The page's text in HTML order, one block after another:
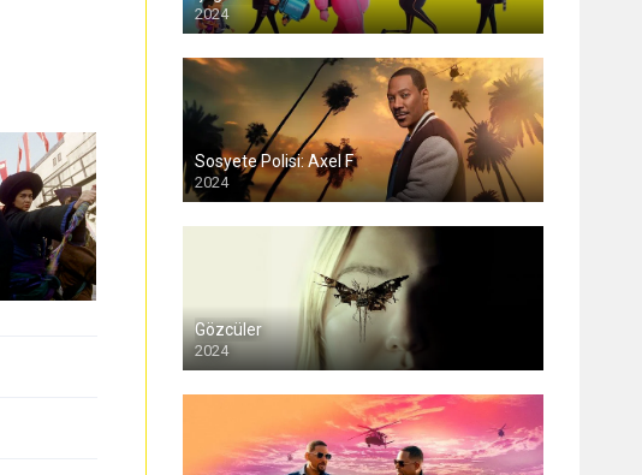
2024
Sosyete Polisi: Axel F
2024
Gözcüler
2024